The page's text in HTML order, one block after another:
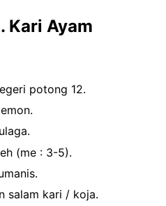
Kari Ayam
potong 12.
(me : 3-5).
salam kari / koja.